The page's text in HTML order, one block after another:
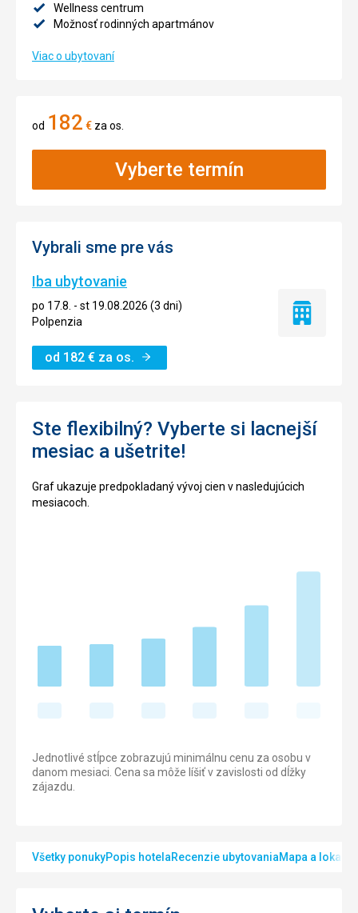
Wellness centrum
Možnosť rodinných apartmánov
Viac o ubytovaní
od 182 € za os.
Vyberte termín
Vybrali sme pre vás
Iba ubytovanie
po 17.8. - st 19.08.2026 (3 dni)
Polpenzia
od 182 € za os.
Iba
Ste flexibilný? Vyberte si lacnejší
mesiac a ušetrite!
Graf ukazuje predpokladaný vývoj cien v nasledujúcich
mesiacoch.
Jednotlivé stĺpce zobrazujú minimálnu cenu za osobu v
danom mesiaci. Cena sa môže líšiť v zavislosti od dĺžky
zájazdu.
Všetky ponukyPopis hotelaRecenzie ubytovaniaMapa a lokalita